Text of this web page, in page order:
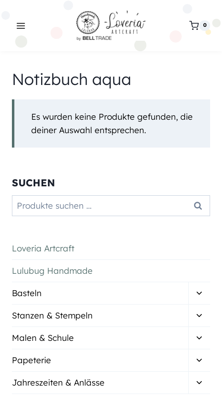
0
Notizbuch aqua
Es wurden keine Produkte gefunden, die
deiner Auswahl entsprechen.
SUCHEN
Suchen
nach:
Suchen
Loveria Artcraft
Lulubug Handmade
Basteln
Stanzen & Stempeln
Malen & Schule
Papeterie
Jahreszeiten & Anlässe